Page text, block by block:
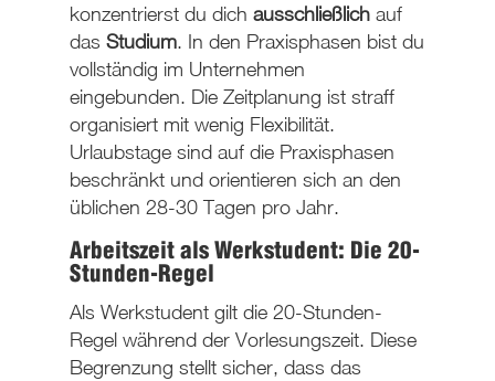
konzentrierst du dich ausschließlichauf
das Studium. In den Praxisphasen bist du
vollständig im Unternehmen
eingebunden. Die Zeitplanung ist straff
organisiert mit wenig Flexibilität.
Urlaubstage sind auf die Praxisphasen
beschränkt und orientieren sich an den
üblichen 28-30 Tagen pro Jahr.
Arbeitszeit als Werkstudent: Die 20-
Stunden-Regel
Als Werkstudent gilt die 20-Stunden-
Regelwährend der Vorlesungszeit. Diese
Begrenzung stellt sicher, dass das